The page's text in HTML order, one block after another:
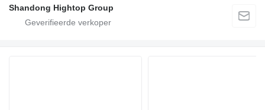
Shandong Hightop Group